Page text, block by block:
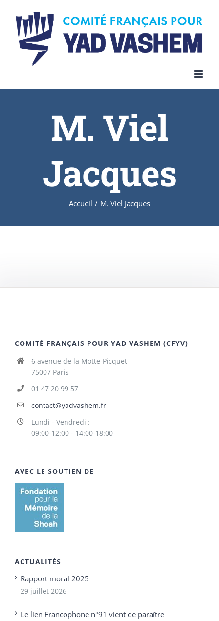
content
M. Viel
Jacques
Accueil / M. Viel Jacques
COMITÉ FRANÇAIS POUR YAD VASHEM (CFYV)
6 avenue de la Motte-Picquet
75007 Paris
01 47 20 99 57
contact@yadvashem.fr
Lundi - Vendredi :
09:00-12:00 - 14:00-18:00
AVEC LE SOUTIEN DE
ACTUALITÉS
Rapport moral 2025
29 juillet 2026
Le lien Francophone n°91 vient de paraître